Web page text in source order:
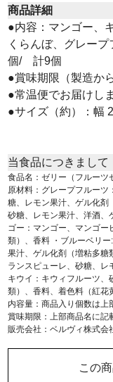
この
商品詳細
●内容：マンゴー、
くらんぼ、グレー
個/ 計9個
●賞味期限（製造か
●常温便でお届けし
●サイズ（約）：幅
当食品につきまして
食品名：ゼリー（フルーツ
原材料：グレープフルー
糖、レモン果汁、ゲル化剤
砂糖、レモン果汁、洋酒、
ゴー：マンゴー、マンゴ
類）、香料 ・ブルーベリ
果汁、ゲル化剤（増粘多糖
ランスピューレ、砂糖、レ
キウイ：キウィフルーツ
類）、香料、着色料（紅花
内容量：商品入り個数は上
賞味期限：上部商品名に記
販売会社：ベルヴィ株式